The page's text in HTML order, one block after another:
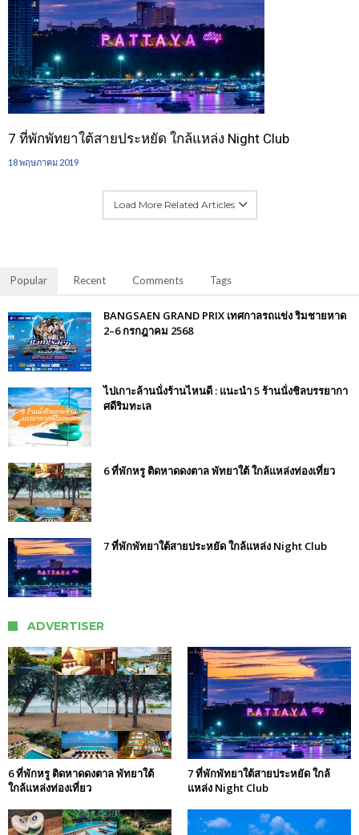
7 ที่พักพัทยาใต้สายประหยัด ใกล้แหล่ง Night Club
18 พฤษภาคม 2019
Load More Related Articles
Popular Recent Comments Tags
BANGSAEN GRAND PRIX เทศกาลรถแข่ง ริมชายหาด
2–6 กรกฎาคม 2568
ไปเกาะล้านนั่งร้านไหนดี : แนะนำ 5 ร้านนั่งชิลบรรยากา
ศดีริมทะเล
6 ที่พักหรู ติดหาดดงตาล พัทยาใต้ ใกล้แหล่งท่องเที่ยว
7 ที่พักพัทยาใต้สายประหยัด ใกล้แหล่ง Night Club
ADVERTISER
6 ที่พักหรู ติดหาดดงตาล พัทยาใต้
ใกล้แหล่งท่องเที่ยว
7 ที่พักพัทยาใต้สายประหยัด ใกล้
แหล่ง Night Club